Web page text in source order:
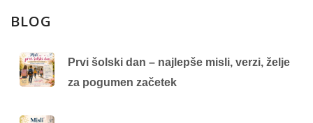
BLOG
Prvi šolski dan – najlepše misli, verzi, želje
za pogumen začetek